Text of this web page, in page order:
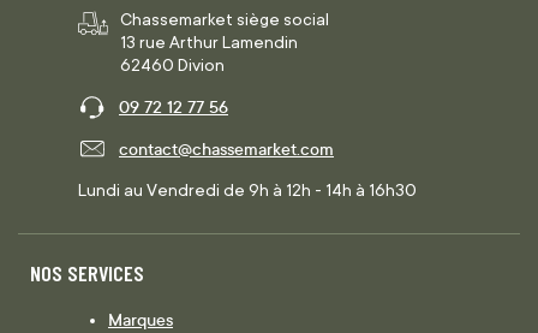
Chassemarket siège social
13 rue Arthur Lamendin
62460 Divion
09 72 12 77 56
contact@chassemarket.com
Lundi au Vendredi de 9h à 12h - 14h à 16h30
NOS SERVICES
Marques